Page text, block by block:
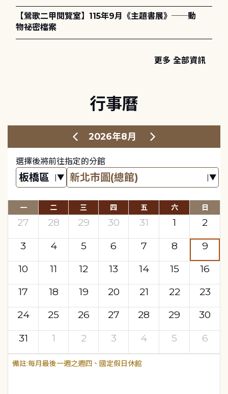
電章魚》
【鶯歌二甲閱覽室】115年9月《主題書展》──動
物祕密檔案
更多 全部資訊
行事曆
2026年8月
選擇後將前往指定的分館
一 二 三 四 五 六 日
27 28 29 30 31 1
2
3
4 5 6 7 8
9
10
11 12 13 14 15
16
17
18 19 20 21 22
23
24
25 26 27 28 29
30
31
1 2 3 4 5 6
每月最後一週之週四、國定假日休館